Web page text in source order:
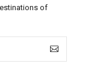
of